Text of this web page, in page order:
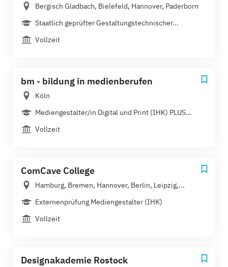
Bergisch Gladbach, Bielefeld, Hannover, Paderborn
Staatlich geprüfter Gestaltungstechnischer...
Vollzeit
bm - bildung in medienberufen
Köln
Mediengestalter/in Digital und Print (IHK) PLUS...
Vollzeit
ComCave College
Hamburg, Bremen, Hannover, Berlin, Leipzig,...
Externenprüfung Mediengestalter (IHK)
Vollzeit
Designakademie Rostock